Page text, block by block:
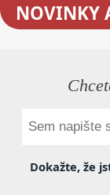
NOVINKY
Dokažte, že